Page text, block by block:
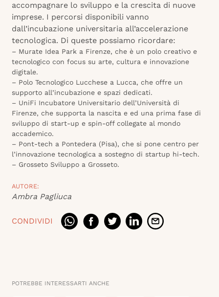
accompagnare lo sviluppo e la crescita di nuove
imprese. I percorsi disponibili vanno
dall’incubazione universitaria all’accelerazione
tecnologica. Di queste possiamo ricordare:
– Murate Idea Park a Firenze, che è un polo creativo e
tecnologico con focus su arte, cultura e innovazione
digitale.
– Polo Tecnologico Lucchese a Lucca, che offre un
supporto all’incubazione e spazi dedicati.
– UniFi Incubatore Universitario dell’Università di
Firenze, che supporta la nascita e ed una prima fase di
sviluppo di start-up e spin-off collegate al mondo
accademico.
– Pont-tech a Pontedera (Pisa), che si pone centro per
l’innovazione tecnologica a sostegno di startup hi-tech.
– Grosseto Sviluppo a Grosseto.
AUTORE:
Ambra Pagliuca
CONDIVIDI
POTREBBE INTERESSARTI ANCHE